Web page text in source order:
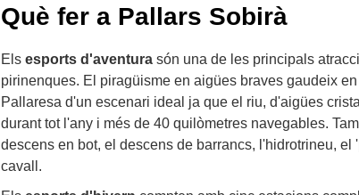
Què fer a Pallars Sobirà
Els esports d'aventura són una de les principals
pirinenques. El piragüisme en aigües braves gaudeix
Pallaresa d'un escenari ideal ja que el riu, d'aigües
durant tot l'any i més de 40 quilòmetres navegables.
descens en bot, el descens de barrancs, l'hidrotrineu, el
cavall.